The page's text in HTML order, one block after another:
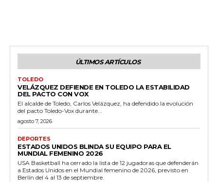
ÚLTIMOS ARTÍCULOS
TOLEDO
VELÁZQUEZ DEFIENDE EN TOLEDO LA ESTABILIDAD
DEL PACTO CON VOX
El alcalde de Toledo, Carlos Velázquez, ha defendido la evolución
del pacto Toledo-Vox durante...
agosto 7, 2026
DEPORTES
ESTADOS UNIDOS BLINDA SU EQUIPO PARA EL
MUNDIAL FEMENINO 2026
USA Basketball ha cerrado la lista de 12 jugadoras que defenderán
a Estados Unidos en el Mundial femenino de 2026, previsto en
Berlín del 4 al 13 de septiembre.